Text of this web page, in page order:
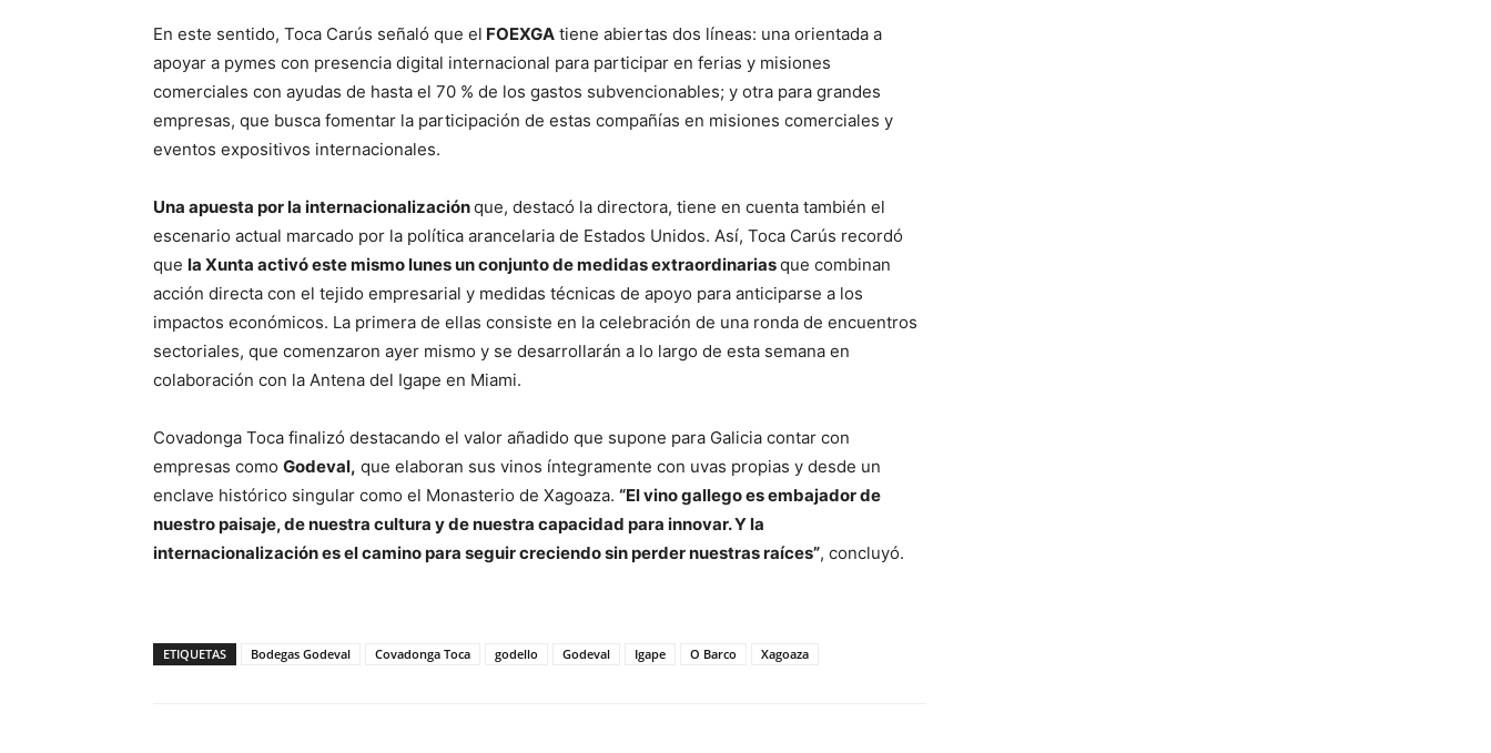
En este sentido, Toca Carús señaló que el FOEXGA tiene abiertas dos líneas: una orientada a
apoyar a pymes con presencia digital internacional para participar en ferias y misiones
comerciales con ayudas de hasta el 70 % de los gastos subvencionables; y otra para grandes
empresas, que busca fomentar la participación de estas compañías en misiones comerciales y
eventos expositivos internacionales.
Una apuesta por la internacionalizaciónque, destacó la directora, tiene en cuenta también el
escenario actual marcado por la política arancelaria de Estados Unidos. Así, Toca Carús recordó
que la Xunta activó este mismo lunes un conjunto de medidas extraordinariasque combinan
acción directa con el tejido empresarial y medidas técnicas de apoyo para anticiparse a los
impactos económicos. La primera de ellas consiste en la celebración de una ronda de encuentros
sectoriales, que comenzaron ayer mismo y se desarrollarán a lo largo de esta semana en
colaboración con la Antena del Igape en Miami.
Covadonga Toca finalizó destacando el valor añadido que supone para Galicia contar con
empresas como Godeval, que elaboran sus vinos íntegramente con uvas propias y desde un
enclave histórico singular como el Monasterio de Xagoaza. “El vino gallego es embajador de
nuestro paisaje, de nuestra cultura y de nuestra capacidad para innovar. Y la
internacionalización es el camino para seguir creciendo sin perder nuestras raíces”, concluyó.
ETIQUETAS Bodegas Godeval Covadonga Toca godello Godeval Igape O Barco Xagoaza